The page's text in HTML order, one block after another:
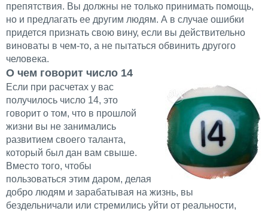
препятствия. Вы должны не только принимать помощь,
но и предлагать ее другим людям. А в случае ошибки
придется признать свою вину, если вы действительно
виноваты в чем-то, а не пытаться обвинить другого
человека.
О чем говорит число 14
Если при расчетах у вас
получилось число 14, это
говорит о том, что в прошлой
жизни вы не занимались
развитием своего таланта,
который был дан вам свыше.
Вместо того, чтобы
пользоваться этим даром, делая
добро людям и зарабатывая на жизнь, вы
бездельничали или стремились уйти от реальности,